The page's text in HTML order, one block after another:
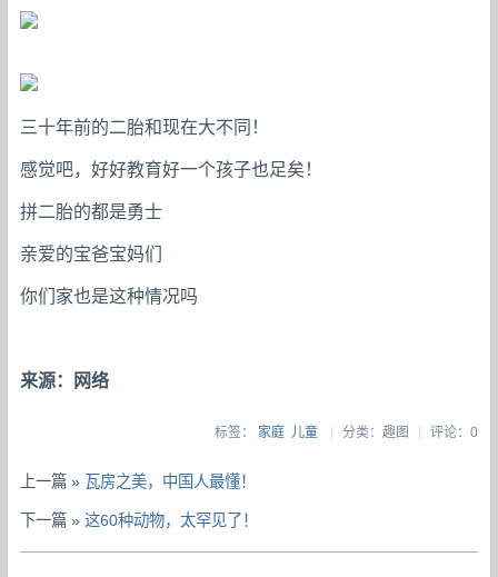
三十年前的二胎和现在大不同！
感觉吧，好好教育好一个孩子也足矣！
拼二胎的都是勇士
亲爱的宝爸宝妈们
你们家也是这种情况吗
来源：网络
标签： 家庭 儿童 | 分类：趣图 | 评论：0
上一篇 » 瓦房之美，中国人最懂！
下一篇 »这60种动物，太罕见了！